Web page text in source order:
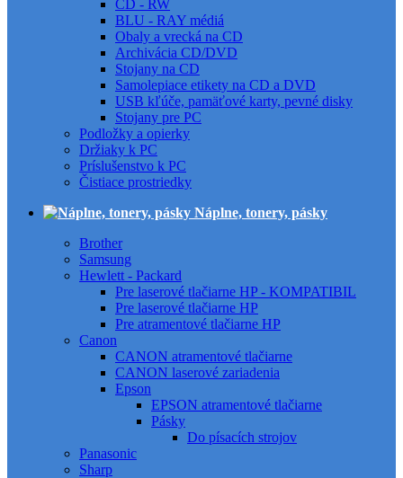
CD - RW
BLU - RAY médiá
Obaly a vrecká na CD
Archivácia CD/DVD
Stojany na CD
Samolepiace etikety na CD a DVD
USB kľúče, pamäťové karty, pevné disky
Stojany pre PC
Podložky a opierky
Držiaky k PC
Príslušenstvo k PC
Čistiace prostriedky
Náplne, tonery, pásky
Brother
Samsung
Hewlett - Packard
Pre laserové tlačiarne HP - KOMPATIBIL
Pre laserové tlačiarne HP
Pre atramentové tlačiarne HP
Canon
CANON atramentové tlačiarne
CANON laserové zariadenia
Epson
EPSON atramentové tlačiarne
Pásky
Do písacích strojov
Panasonic
Sharp